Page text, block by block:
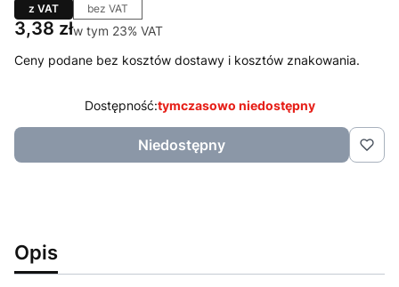
z VAT bez VAT
Cena
3,38 złw tym 23% VAT
w tym 23% VAT
Ceny podane bez kosztów dostawy i kosztów znakowania.
Dostępność:tymczasowo niedostępny
Niedostępny
Opis